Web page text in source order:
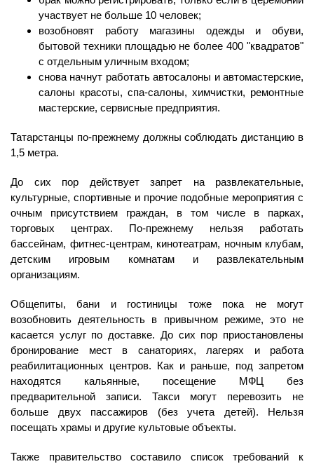
участвует не больше 10 человек;
возобновят работу магазины одежды и обуви,
бытовой техники площадью не более 400 "квадратов"
с отдельным уличным входом;
снова начнут работать автосалоны и автомастерские,
салоны красоты, спа-салоны, химчистки, ремонтные
мастерские, сервисные предприятия.
Татарстанцы по-прежнему должны соблюдать дистанцию в
1,5 метра.
До сих пор действует запрет на развлекательные,
культурные, спортивные и прочие подобные мероприятия с
очным присутствием граждан, в том числе в парках,
торговых центрах. По-прежнему нельзя работать
бассейнам, фитнес-центрам, кинотеатрам, ночным клубам,
детским игровым комнатам и развлекательным
организациям.
Общепиты, бани и гостиницы тоже пока не могут
возобновить деятельность в привычном режиме, это не
касается услуг по доставке. До сих пор приостановлены
бронирование мест в санаториях, лагерях и работа
реабилитационных центров. Как и раньше, под запретом
находятся кальянные, посещение МФЦ без
предварительной записи. Такси могут перевозить не
больше двух пассажиров (без учета детей). Нельзя
посещать храмы и другие культовые объекты.
Также правительство составило список требований к